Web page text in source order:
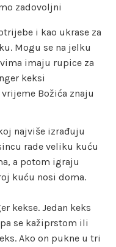
zadovoljni
i kao ukrase za
Mogu se na jelku
imaju rupice za
keksi
Božića znaju
najviše izrađuju
rade veliku kuću
a potom igraju
kuću nosi doma.
kekse. Jedan keks
se kažiprstom ili
Ako on pukne u tri